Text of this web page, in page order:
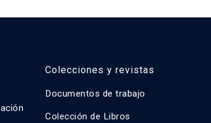
Colecciones y revistas
Documentos de trabajo
Colección de Libros